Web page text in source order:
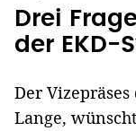
Drei
der EKD-
Der
Lange,